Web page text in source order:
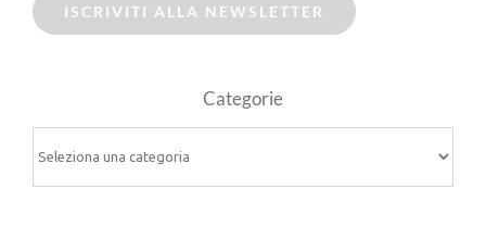
ISCRIVITI ALLA NEWSLETTER
Categorie